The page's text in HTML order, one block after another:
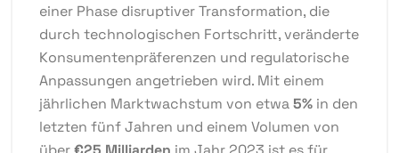
einer Phase disruptiver Transformation, die
durch technologischen Fortschritt, veränderte
Konsumentenpräferenzen und regulatorische
Anpassungen angetrieben wird. Mit einem
jährlichen Marktwachstum von etwa5% in den
letzten fünf Jahren und einem Volumen von